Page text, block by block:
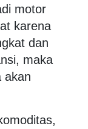
motor
karena
dan
maka
akan